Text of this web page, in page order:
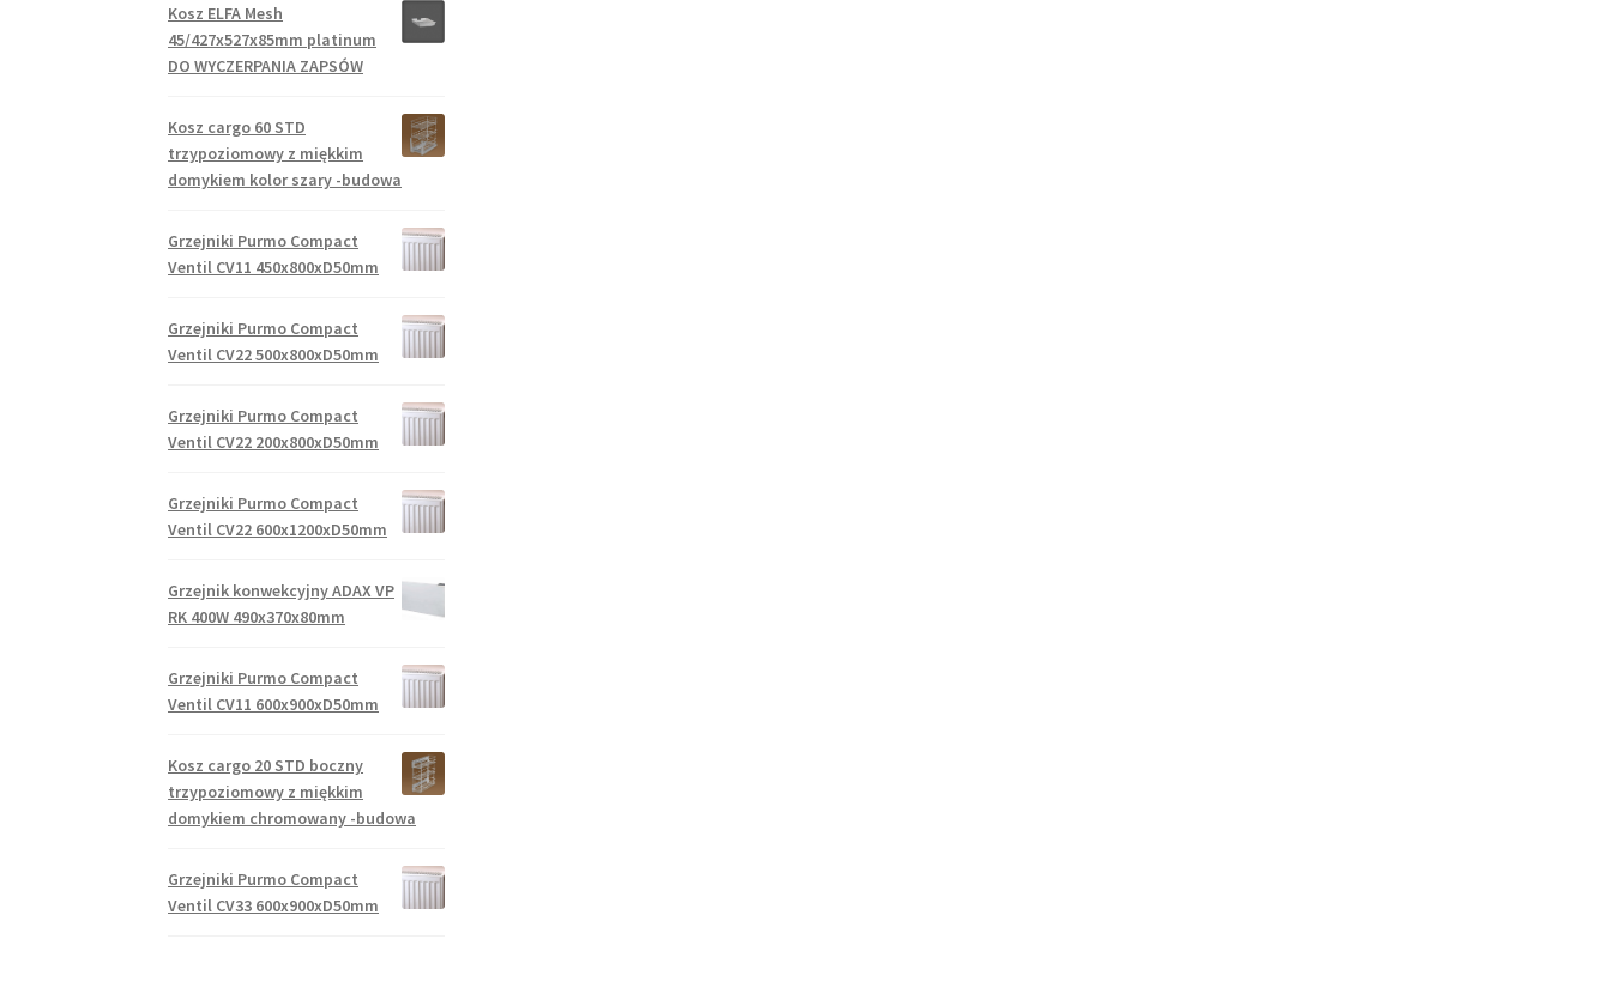
Kosz ELFA Mesh
45/427x527x85mm platinum
DO WYCZERPANIA ZAPSÓW
Kosz cargo 60 STD
trzypoziomowy z miękkim
domykiem kolor szary -budowa
Grzejniki Purmo Compact
Ventil CV11 450x800xD50mm
Grzejniki Purmo Compact
Ventil CV22 500x800xD50mm
Grzejniki Purmo Compact
Ventil CV22 200x800xD50mm
Grzejniki Purmo Compact
Ventil CV22 600x1200xD50mm
Grzejnik konwekcyjny ADAX VP
RK 400W 490x370x80mm
Grzejniki Purmo Compact
Ventil CV11 600x900xD50mm
Kosz cargo 20 STD boczny
trzypoziomowy z miękkim
domykiem chromowany -budowa
Grzejniki Purmo Compact
Ventil CV33 600x900xD50mm